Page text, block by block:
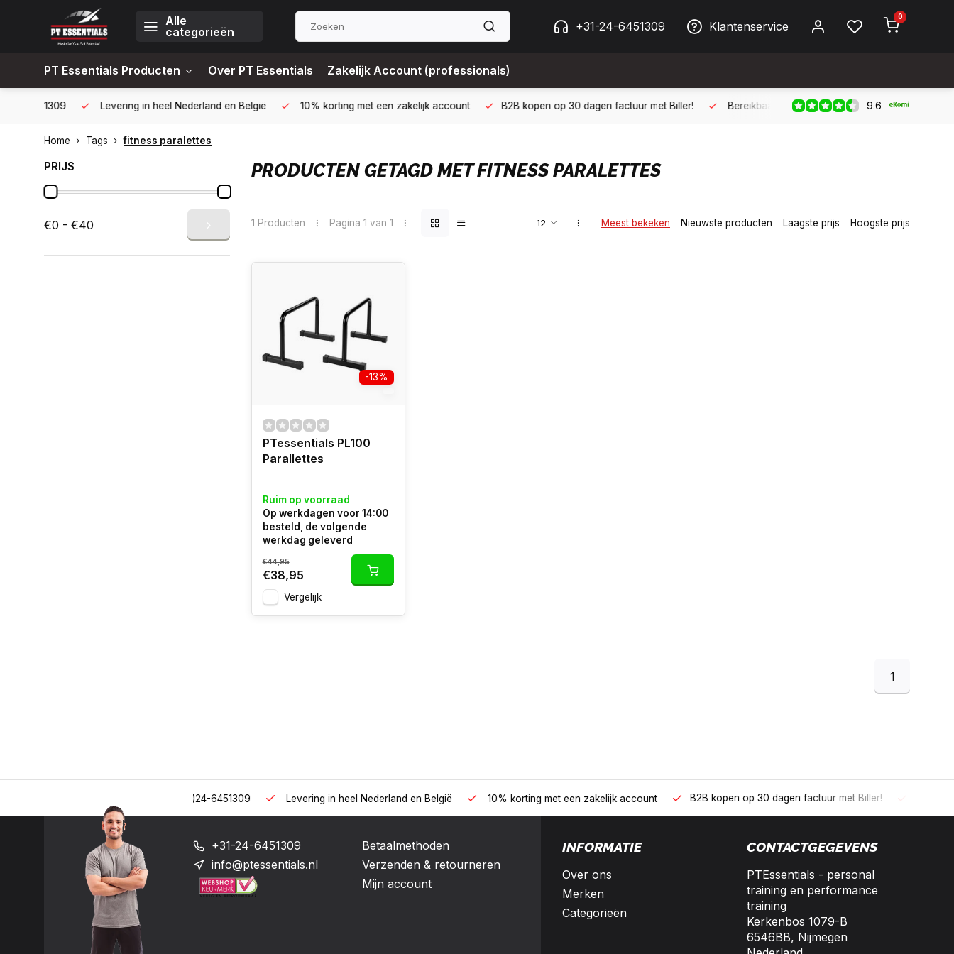
Alle
categorieën
+31-24-6451309 Klantenservice
0
PT Essentials Producten Over PT Essentials Zakelijk Account (professionals)
Levering in heel Nederland en België 10% korting met een zakelijk account B2B kopen op 30 dagen factuur met Biller! Bereikbaar per telefoon op werkdagen van 09:00 tot
9.6
Home Tags fitness paralettes
PRIJS
€0 - €40
PRODUCTEN GETAGD MET FITNESS PARALETTES
1 Producten Pagina 1 van 1 Meest bekeken Nieuwste producten Laagste prijs Hoogste prijs
-13%
PTessentials PL100
Parallettes
Ruim op voorraad
Op werkdagen voor 14:00
besteld, de volgende
werkdag geleverd
€44,95
€38,95
Vergelijk
1
Levering in heel Nederland en België 10% korting met een zakelijk account B2B kopen op 30 dagen factuur met Biller! Bereikbaar per
+31-24-6451309
info@ptessentials.nl
Betaalmethoden
Verzenden & retourneren
Mijn account
INFORMATIE
Over ons
Merken
Categorieën
CONTACTGEGEVENS
PTEssentials - personal
training en performance
training
Kerkenbos 1079-B
6546BB, Nijmegen